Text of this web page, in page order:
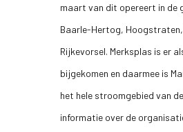
maart van dit opereert in de
Baarle-Hertog, Hoogstraten,
Rijkevorsel. Merksplas is er
bijgekomen en daarmee is
het hele stroomgebied van
informatie over de